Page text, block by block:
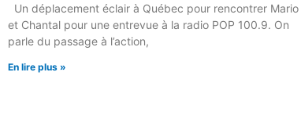
Un déplacement éclair à Québec pour rencontrer Mario
et Chantal pour une entrevue à la radio POP 100.9. On
parle du passage à l’action,
En lire plus »